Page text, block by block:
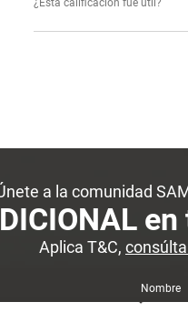
¿Esta calificación fue útil?
a la comunidad
Aplica T&C,
Nombre